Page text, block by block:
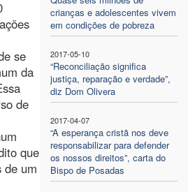
crianças e adolescentes vivem
em condições de pobreza
2017-05-10
“Reconciliação significa
justiça, reparação e verdade”,
diz Dom Olivera
2017-04-07
“A esperança cristã nos deve
responsabilizar para defender
os nossos direitos”, carta do
Bispo de Posadas
se
da
de
que
de um